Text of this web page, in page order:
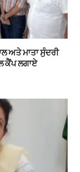
ਅਤੇ ਮਾਤਾ ਸੁੰਦਰੀ
ਕੈਂਪ ਲਗਾਏ